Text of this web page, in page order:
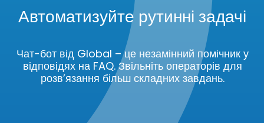
Автоматизуйте рутинні задачі
Чат-бот від Global – це незамінний помічник у
відповідях на FAQ. Звільніть операторів для
розв’язання більш складних завдань.